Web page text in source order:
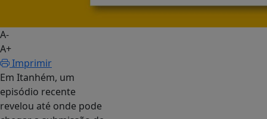
A-
A+
Imprimir
Em Itanhém, um
episódio recente
revelou até onde pode